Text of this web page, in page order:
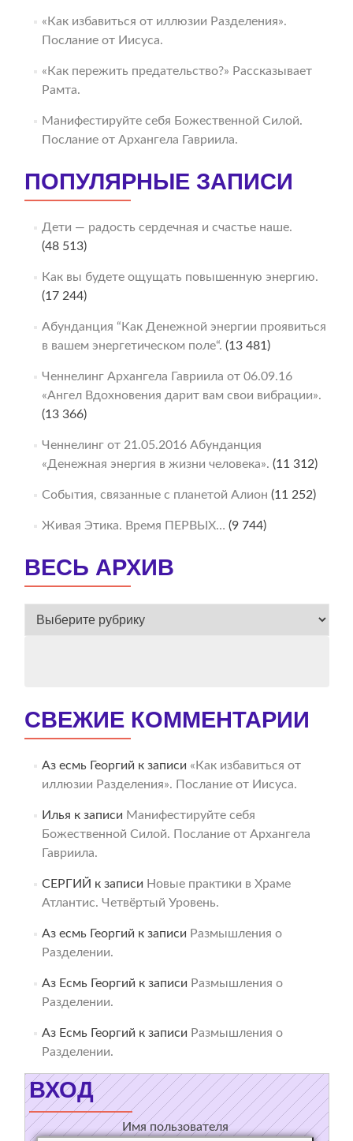
«Как избавиться от иллюзии Разделения».
Послание от Иисуса.
«Как пережить предательство?» Рассказывает
Рамта.
Манифестируйте себя Божественной Силой.
Послание от Архангела Гавриила.
ПОПУЛЯРНЫЕ ЗАПИСИ
Дети — радость сердечная и счастье наше.
(48 513)
Как вы будете ощущать повышенную энергию.
(17 244)
Абунданция “Как Денежной энергии проявиться
в вашем энергетическом поле“. (13 481)
Ченнелинг Архангела Гавриила от 06.09.16
«Ангел Вдохновения дарит вам свои вибрации».
(13 366)
Ченнелинг от 21.05.2016 Абунданция
«Денежная энергия в жизни человека». (11 312)
События, связанные с планетой Алион (11 252)
Живая Этика. Время ПЕРВЫХ… (9 744)
ВЕСЬ АРХИВ
ВЕСЬ
СВЕЖИЕ КОММЕНТАРИИ
Аз есмь Георгий к записи «Как избавиться от
иллюзии Разделения». Послание от Иисуса.
Илья к записи Манифестируйте себя
Божественной Силой. Послание от Архангела
Гавриила.
СЕРГИЙ к записи Новые практики в Храме
Атлантис. Четвёртый Уровень.
Аз есмь Георгий к записи Размышления о
Разделении.
Аз Есмь Георгий к записи Размышления о
Разделении.
Аз Есмь Георгий к записи Размышления о
Разделении.
ВХОД
Имя пользователя